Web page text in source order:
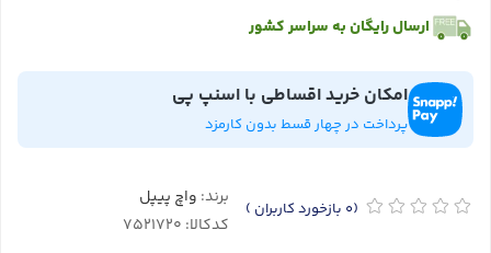
ارسال رایگان به سراسر کشور
امکان خرید اقساطی با اسنپ پی
پرداخت در چهار قسط بدون کارمزد
(0 بازخورد کاربران ) برند: واچ پیپل
کدکالا: